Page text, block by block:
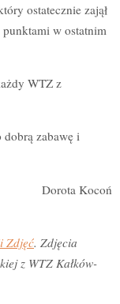
ostatecznie zajął
punktami w ostatnim
WTZ z
dobrą zabawę i
Dorota Kocoń
Zdjęć. Zdjęcia
z WTZ Kałków-